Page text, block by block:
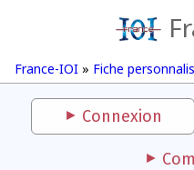
France-IOI » Fiche
Connexion